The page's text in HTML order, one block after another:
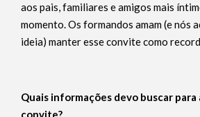
aos pais, familiares e amigos mais
momento. Os formandos amam (e nós
ideia) manter esse convite como
Quais informações devo buscar para
convite?